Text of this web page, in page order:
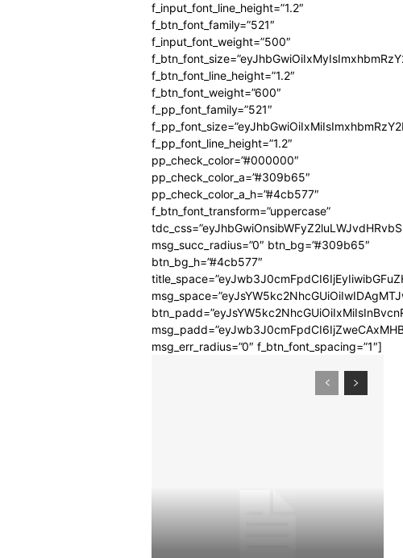
f_input_font_line_height=”1.2″
f_btn_font_family=”521″
f_input_font_weight=”500″
f_btn_font_line_height=”1.2″
f_btn_font_weight=”600″
f_pp_font_family=”521″
f_pp_font_line_height=”1.2″
pp_check_color=”#000000″
pp_check_color_a=”#309b65″
pp_check_color_a_h=”#4cb577″
f_btn_font_transform=”uppercase”
msg_succ_radius=”0″ btn_bg=”#309b65″
btn_bg_h=”#4cb577″
msg_err_radius=”0″ f_btn_font_spacing=”1″]